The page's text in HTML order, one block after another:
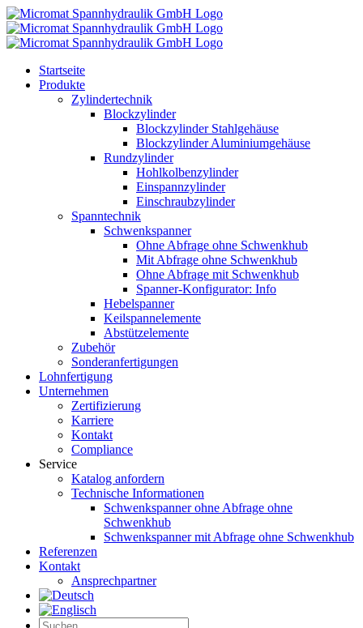
Skip
to
content
Startseite
Produkte
Zylindertechnik
Blockzylinder
Blockzylinder Stahlgehäuse
Blockzylinder Aluminiumgehäuse
Rundzylinder
Hohlkolbenzylinder
Einspannzylinder
Einschraubzylinder
Spanntechnik
Schwenkspanner
Ohne Abfrage ohne Schwenkhub
Mit Abfrage ohne Schwenkhub
Ohne Abfrage mit Schwenkhub
Spanner-Konfigurator: Info
Hebelspanner
Keilspannelemente
Abstützelemente
Zubehör
Sonderanfertigungen
Lohnfertigung
Unternehmen
Zertifizierung
Karriere
Kontakt
Compliance
Service
Katalog anfordern
Technische Informationen
Schwenkspanner ohne Abfrage ohne
Schwenkhub
Schwenkspanner mit Abfrage ohne Schwenkhub
Referenzen
Kontakt
Ansprechpartner
Suche